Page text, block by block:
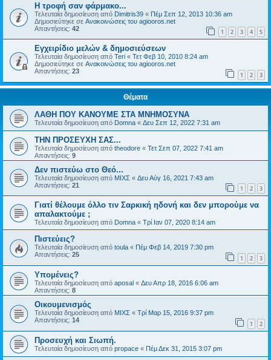
H τροφή σαν φάρμακο...
Τελευταία δημοσίευση από Dimitris39 « Πέμ Σεπ 12, 2013 10:36 am
Δημοσιεύτηκε σε Ανακοινώσεις του agiooros.net
Απαντήσεις: 42 1 2 3 4 5
Εγχειρίδιο μελών & δημοσιεύσεων
Τελευταία δημοσίευση από Teri « Τετ Φεβ 10, 2010 8:24 am
Δημοσιεύτηκε σε Ανακοινώσεις του agiooros.net
Απαντήσεις: 23 1 2 3
Θέματα
ΛΑΘΗ ΠΟΥ ΚΑΝΟΥΜΕ ΣΤΑ ΜΝΗΜΟΣΥΝΑ
Τελευταία δημοσίευση από Domna « Δευ Σεπ 12, 2022 7:31 am
ΤΗΝ ΠΡΟΣΕΥΧΗ ΣΑΣ...
Τελευταία δημοσίευση από theodore « Τετ Σεπ 07, 2022 7:41 am
Απαντήσεις: 9
Δεν πιστεύω στο Θεό...
Τελευταία δημοσίευση από ΜΙΧΣ « Δευ Αύγ 16, 2021 7:43 am
Απαντήσεις: 21 1 2 3
Γιατί θέλουμε όλλο τιν Σαρκική ηδονή και δεν μπορούμε να
απαλακτούμε ;
Τελευταία δημοσίευση από Domna « Τρί Ιαν 07, 2020 8:14 am
Πιστεύεις?
Τελευταία δημοσίευση από toula « Πέμ Φεβ 14, 2019 7:30 pm
Απαντήσεις: 25 1 2 3
Υπομένεις?
Τελευταία δημοσίευση από aposal « Δευ Απρ 18, 2016 6:06 am
Απαντήσεις: 8
Οικουμενισμός
Τελευταία δημοσίευση από ΜΙΧΣ « Τρί Μαρ 15, 2016 9:37 pm
Απαντήσεις: 14 1 2
Προσευχή και Σιωπή.
Τελευταία δημοσίευση από propace « Πέμ Δεκ 31, 2015 3:07 pm